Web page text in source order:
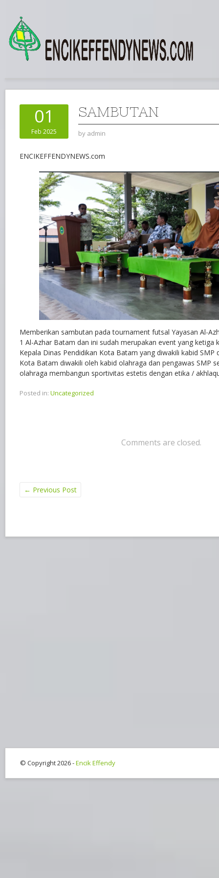
01
Feb 2025
SAMBUTAN
by admin
ENCIKEFFENDYNEWS.com
Memberikan sambutan pada tournament futsal Yayasan Al-
1 Al-Azhar Batam dan ini sudah merupakan event yang ketiga
Kepala Dinas Pendidikan Kota Batam yang diwakili kabid SMP
Kota Batam diwakili oleh kabid olahraga dan pengawas SMP
olahraga membangun sportivitas estetis dengan etika /
Posted in: Uncategorized
Comments are closed.
← Previous Post
© Copyright 2026 -Encik Effendy